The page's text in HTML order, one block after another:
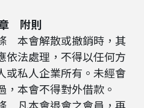
附則
本會解散或撤銷時，其
依法處理，不得以任何方
或私人企業所有。未經會
，本會不得對外借款。